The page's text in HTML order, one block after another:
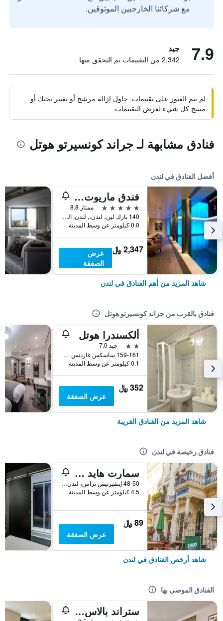
مع شركائنا الخارجيين الموثوقين.
7.9 جيد
2,342 من التقييمات تم التحقق منها
لم يتم العثور على تقييمات. حاول إزالة مرشح أو تغيير بحثك أو
مسح كل شيء لعرض التقييمات.
فنادق مشابهة لـ جراند كونسيرتو هوتل
أفضل الفنادق في لندن
فندق ماريوت لندن بارك لاين
5 نجوم
ممتاز 8.8
140 بارك لين، لندن،, لندن, المملكة المتحدة
0.0 كيلومتر عن وسط المدينة
2,347 ﷼
عرض
الصفقة
شاهد المزيد من أهم الفنادق في لندن
فنادق بالقرب من جراند كونسيرتو هوتل
ألكسندرا هوتل
2 نجمتين
جيد 7.0
159-161 ساسكس غاردنس هايد بارك, لندن, المملكة المتحدة
0.1 كيلومتر عن وسط المدينة
352 ﷼
عرض الصفقة
شاهد المزيد من الفنادق القريبة
فنادق رخيصة في لندن
سمارت هايد بارك إن هوستل
48-50 إينفيرنيس تراس، لندن ، المملكة المتحدة, لندن, المملكة المتحدة
4.5 كيلومتر عن وسط المدينة
89 ﷼
عرض الصفقة
شاهد أرخص الفنادق في لندن
الفنادق الموصى بها
ستراند بالاس هوتل